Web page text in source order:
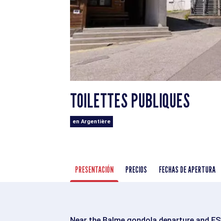
TOILETTES PUBLIQUES
en Argentière
PRESENTACIÓN PRECIOS FECHAS DE APERTURA